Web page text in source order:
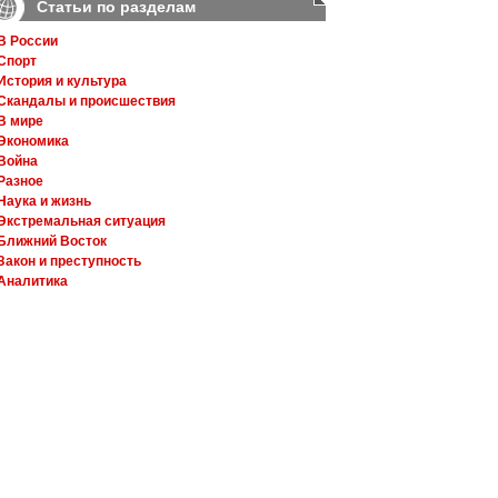
Статьи по разделам
России
и культура
и происшествия
мире
и жизнь
ситуация
Восток
и преступность